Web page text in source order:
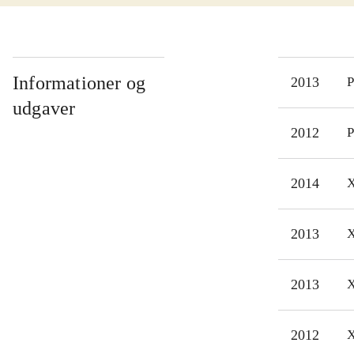
Informationer og
udgaver
2013
2012
2014
2013
2013
2012